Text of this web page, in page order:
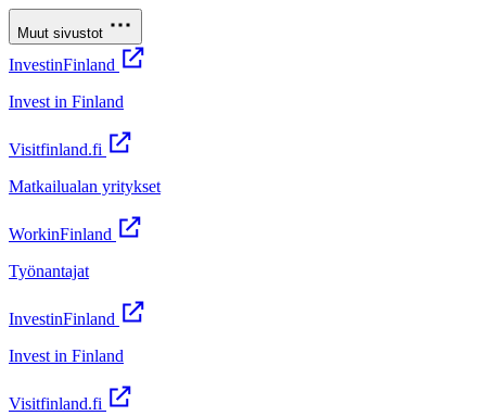
Muut sivustot
InvestinFinland
Invest in Finland
Visitfinland.fi
Matkailualan yritykset
WorkinFinland
Työnantajat
InvestinFinland
Invest in Finland
Visitfinland.fi